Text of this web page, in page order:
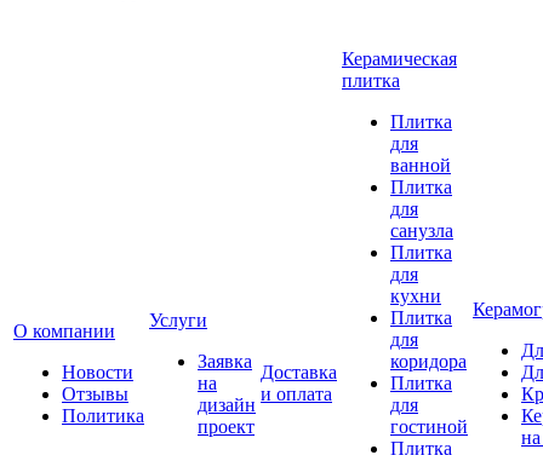
О компании
Новости
Отзывы
Политика
Услуги
Заявка
на
дизайн
проект
Доставка
и оплата
Керамическая
плитка
Плитка
для
ванной
Плитка
для
санузла
Плитка
для
кухни
Плитка
для
коридора
Плитка
для
гостиной
Плитка